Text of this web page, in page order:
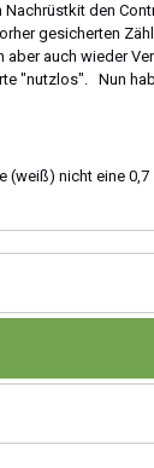
Nachrüstkit den
gesicherten
aber auch wieder
"nutzlos". Nun
(weiß) nicht eine